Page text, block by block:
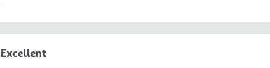
Excellent